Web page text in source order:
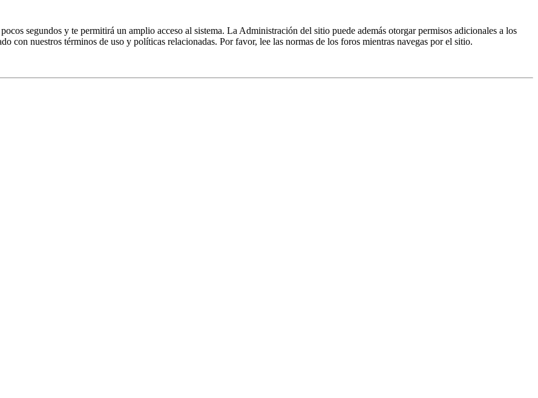
segundos y te permitirá un amplio acceso al sistema. La Administración del sitio puede además otorgar permisos adicionales a los
con nuestros términos de uso y políticas relacionadas. Por favor, lee las normas de los foros mientras navegas por el sitio.